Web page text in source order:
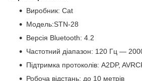
Виробник: Cat
Модель:STN-28
Версія Bluetooth: 4.2
Частотний діапазон: 120 Гц ―
Підтримка протоколів: A2DP,
Робоча відстань: до 10 метрів